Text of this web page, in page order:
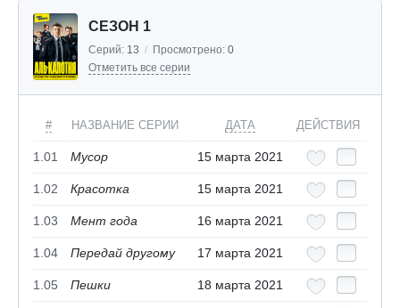
СЕЗОН 1
Серий: 13 / Просмотрено: 0
Отметить все серии
# НАЗВАНИЕ СЕРИИ ДАТА ДЕЙСТВИЯ
1.01 Мусор 15 марта 2021
1.02 Красотка 15 марта 2021
1.03 Мент года 16 марта 2021
1.04 Передай другому 17 марта 2021
1.05 Пешки 18 марта 2021